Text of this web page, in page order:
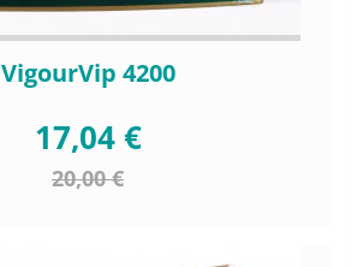
VigourVip 4200
17,04 €
20,00 €